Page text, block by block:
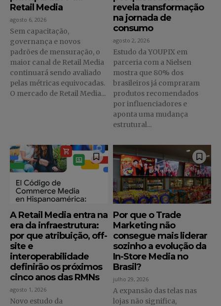
Retail Media
agosto 6, 2026
Sem capacitação,
governança e novos
padrões de mensuração, o
maior canal de Retail Media
continuará sendo avaliado
pelas métricas equivocadas.
O mercado de Retail Media...
revela transformação
na jornada de
consumo
agosto 2, 2026
Estudo da YOUPIX em
parceria com a Nielsen
mostra que 80% dos
brasileiros já compraram
produtos recomendados
por influenciadores e
aponta uma mudança
estrutural...
A Retail Media entra na
era da infraestrutura:
por que atribuição, off-
site e
interoperabilidade
definirão os próximos
cinco anos das RMNs
agosto 1, 2026
Novo estudo da
Por que o Trade
Marketing não
consegue mais liderar
sozinho a evolução da
In-Store Media no
Brasil?
julho 29, 2026
A expansão das telas nas
lojas não significa,